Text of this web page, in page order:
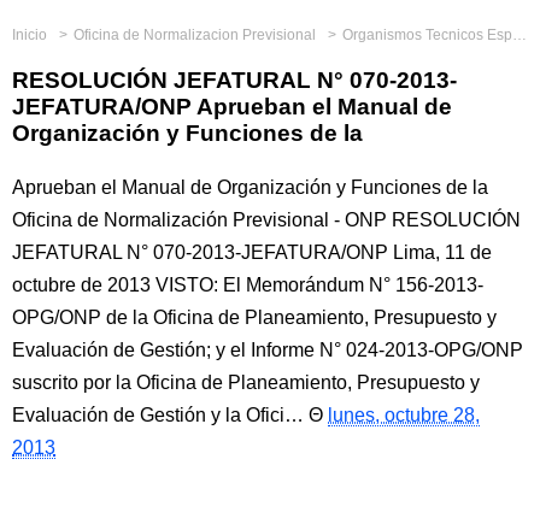
Inicio Oficina de Normalizacion Previsional Organismos Tecnicos Especializados
RESOLUCIÓN JEFATURAL N° 070-2013-
JEFATURA/ONP Aprueban el Manual de
Organización y Funciones de la
Aprueban el Manual de Organización y Funciones de la
Oficina de Normalización Previsional - ONP RESOLUCIÓN
JEFATURAL N° 070-2013-JEFATURA/ONP Lima, 11 de
octubre de 2013 VISTO: El Memorándum N° 156-2013-
OPG/ONP de la Oficina de Planeamiento, Presupuesto y
Evaluación de Gestión; y el Informe N° 024-2013-OPG/ONP
suscrito por la Oficina de Planeamiento, Presupuesto y
Evaluación de Gestión y la Ofici…
lunes, octubre 28,
2013